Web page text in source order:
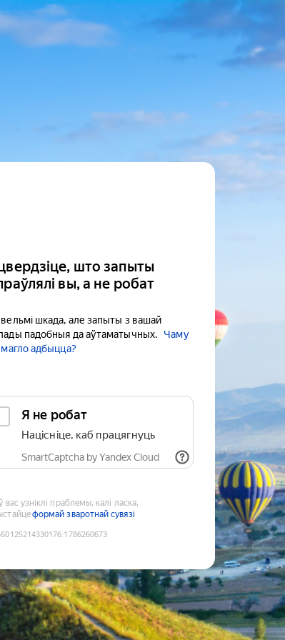
што запыты
вы, а не робат
шкада, але запыты з вашай
падобныя да аўтаматычных.
Чаму
магло адбыцца?
Я не робат
Націсніце, каб працягнуць
SmartCaptcha by Yandex Cloud
вас узніклі праблемы, калі ласка,
формай зваротнай сувязі
:1786260673